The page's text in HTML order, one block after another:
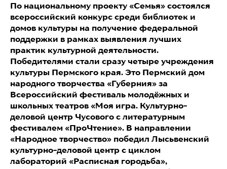
По национальному проекту «Семья» состоялся
всероссийский конкурс среди библиотек и
домов культуры на получение федеральной
поддержки в рамках выявления лучших
практик культурной деятельности.
Победителями стали сразу четыре учреждения
культуры Пермского края. Это Пермский дом
народного творчества «Губерния» за
Всероссийский фестиваль молодёжных и
школьных театров «Моя игра. Культурно-
деловой центр Чусового с литературным
фестивалем «ПроЧтение». В направлении
«Народное творчество» победил Лысьвенский
культурно-деловой центр с циклом
лабораторий «Расписная городьба»,